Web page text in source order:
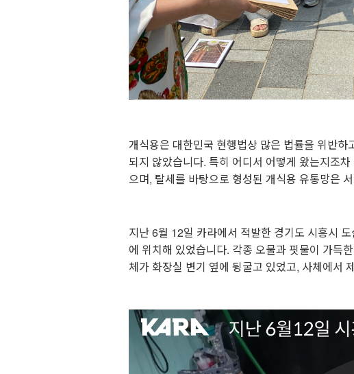
개식용은 대한민국 현행법상 많은 법률을 위반
되지 않았습니다. 특히 어디서 어떻게 왔는지조
으며, 탈세를 바탕으로 형성된 개식용 유통망은
지난 6월 12일 카라에서 적발한 경기도 시흥시
에 위치해 있었습니다. 각종 오물과 핏물이 가득
체가 화장실 변기 옆에 뒹굴고 있었고, 사체에서